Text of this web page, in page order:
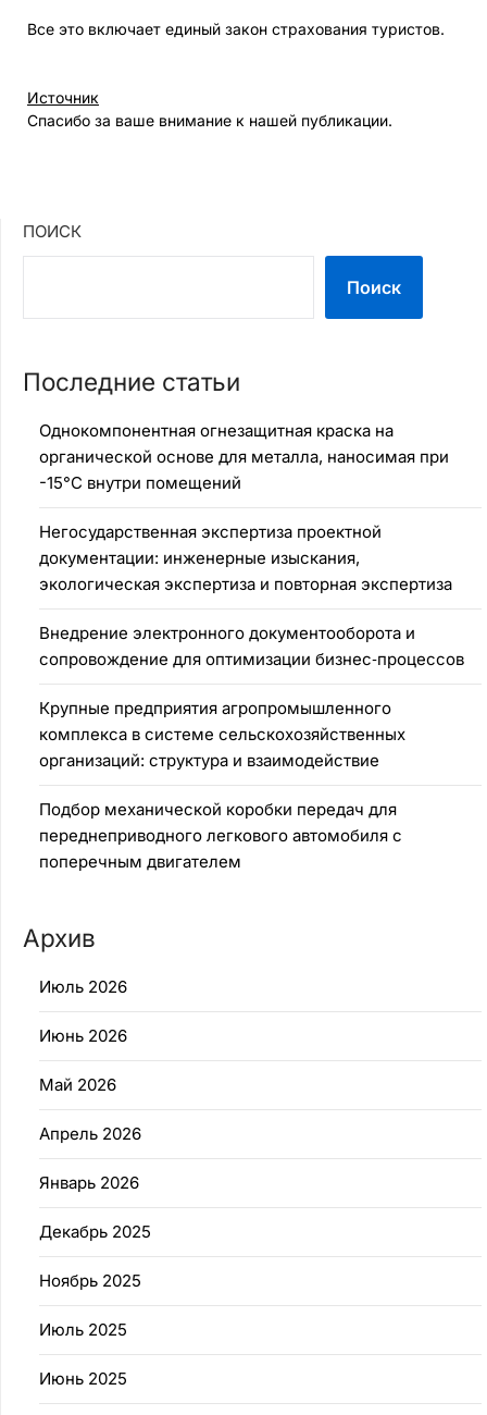
Все это включает единый закон страхования туристов.
Источник
Спасибо за ваше внимание к нашей публикации.
ПОИСК
Поиск
Последние статьи
Однокомпонентная огнезащитная краска на
органической основе для металла, наносимая при
-15°C внутри помещений
Негосударственная экспертиза проектной
документации: инженерные изыскания,
экологическая экспертиза и повторная экспертиза
Внедрение электронного документооборота и
сопровождение для оптимизации бизнес‑процессов
Крупные предприятия агропромышленного
комплекса в системе сельскохозяйственных
организаций: структура и взаимодействие
Подбор механической коробки передач для
переднеприводного легкового автомобиля с
поперечным двигателем
Архив
Июль 2026
Июнь 2026
Май 2026
Апрель 2026
Январь 2026
Декабрь 2025
Ноябрь 2025
Июль 2025
Июнь 2025